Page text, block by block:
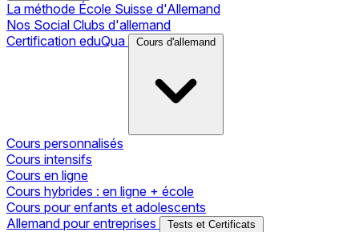
La méthode École Suisse d'Allemand
Nos Social Clubs d'allemand
Certification eduQua
Cours d'allemand
Cours personnalisés
Cours intensifs
Cours en ligne
Cours hybrides : en ligne + école
Cours pour enfants et adolescents
Allemand pour entreprises
Tests et Certificats